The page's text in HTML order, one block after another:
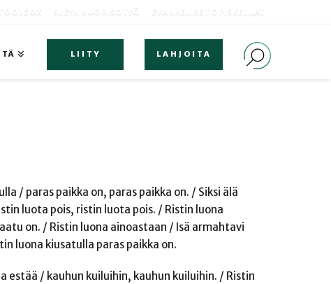
SLEYN NUORISOTYÖ EVANKELISET OPISKELIJAT
LIITY LAHJOITA
/ paras paikka on, paras paikka on. / Siksi älä
luota pois, ristin luota pois. / Ristin luona
on. / Ristin luona ainoastaan / Isä armahtavi
luona kiusatulla paras paikka on.
estää / kauhun kuiluihin, kauhun kuiluihin. / Ristin